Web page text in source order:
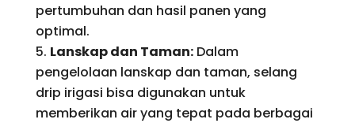
pertumbuhan dan hasil panen yang
optimal.
Lanskap dan Taman:Dalam
pengelolaan lanskap dan taman, selang
drip irigasi bisa digunakan untuk
memberikan air yang tepat pada berbagai